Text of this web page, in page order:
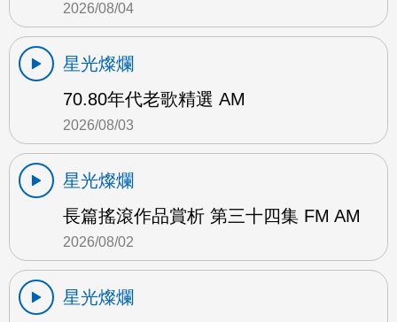
2026/08/04
星光燦爛
70.80年代老歌精選 AM
2026/08/03
星光燦爛
長篇搖滾作品賞析 第三十四集 FM AM
2026/08/02
星光燦爛